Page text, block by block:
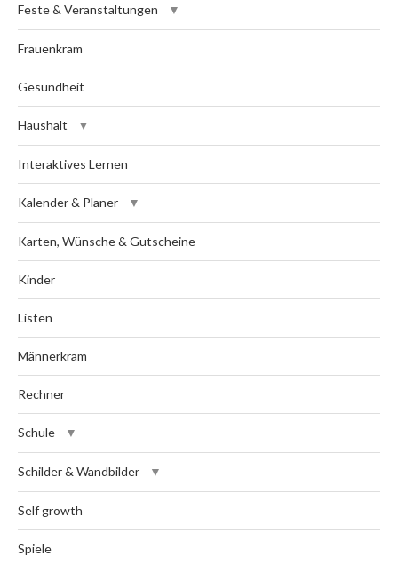
Feste & Veranstaltungen
Frauenkram
Gesundheit
Haushalt
Interaktives Lernen
Kalender & Planer
Karten, Wünsche & Gutscheine
Kinder
Listen
Männerkram
Rechner
Schule
Schilder & Wandbilder
Self growth
Spiele